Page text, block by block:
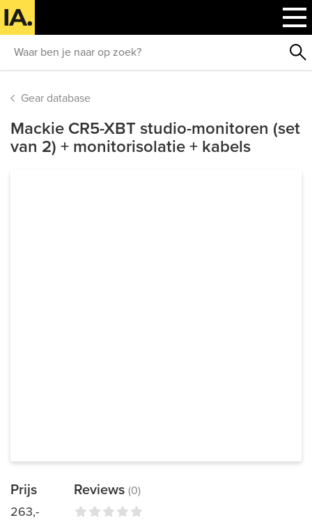
Gear database
Mackie CR5-XBT studio-monitoren (set
van 2) + monitorisolatie + kabels
Prijs
263,-
Reviews (0)